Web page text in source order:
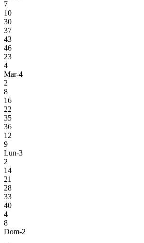
7
10
30
37
43
46
23
4
Mar-4
2
8
16
22
35
36
12
9
Lun-3
2
14
21
28
33
40
4
8
Dom-2